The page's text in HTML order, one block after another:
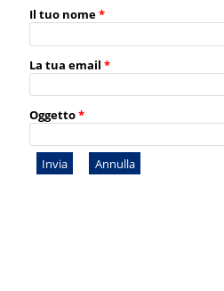
Il tuo nome*
La tua email *
Oggetto*
Invia Annulla